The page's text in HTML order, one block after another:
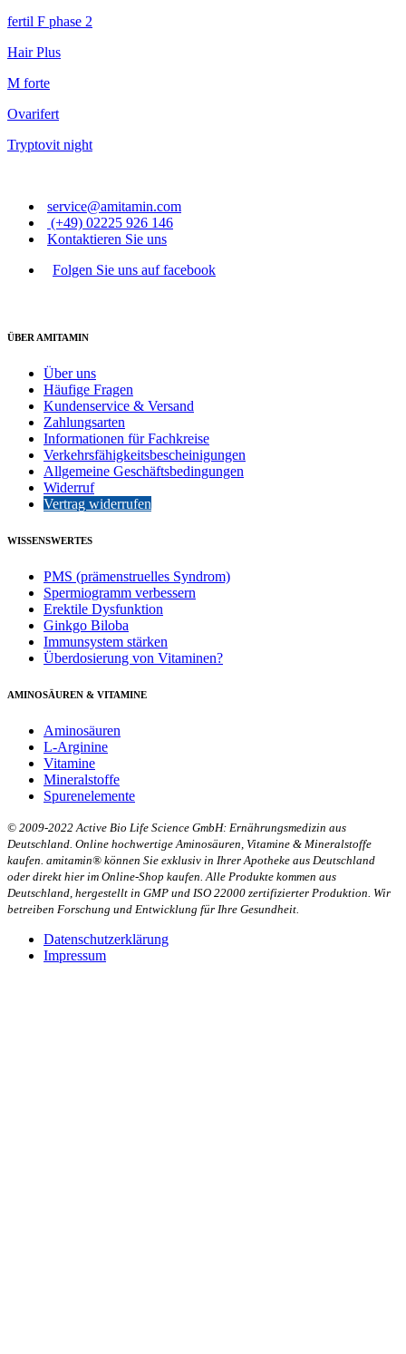
fertil F phase 2
Hair Plus
M forte
Ovarifert
Tryptovit night
service@amitamin.com
(+49) 02225 926 146
Kontaktieren Sie uns
Folgen Sie uns auf facebook
ÜBER AMITAMIN
Über uns
Häufige Fragen
Kundenservice & Versand
Zahlungsarten
Informationen für Fachkreise
Verkehrsfähigkeitsbescheinigungen
Allgemeine Geschäftsbedingungen
Widerruf
Vertrag widerrufen
WISSENSWERTES
PMS (prämenstruelles Syndrom)
Spermiogramm verbessern
Erektile Dysfunktion
Ginkgo Biloba
Immunsystem stärken
Überdosierung von Vitaminen?
AMINOSÄUREN & VITAMINE
Aminosäuren
L-Arginine
Vitamine
Mineralstoffe
Spurenelemente
© 2009-2022 Active Bio Life Science GmbH: Ernährungsmedizin aus
Deutschland. Online hochwertige Aminosäuren, Vitamine & Mineralstoffe
kaufen. amitamin® können Sie exklusiv in Ihrer Apotheke aus Deutschland
oder direkt hier im Online-Shop kaufen. Alle Produkte kommen aus
Deutschland, hergestellt in GMP und ISO 22000 zertifizierter Produktion. Wir
betreiben Forschung und Entwicklung für Ihre Gesundheit.
Datenschutzerklärung
Impressum